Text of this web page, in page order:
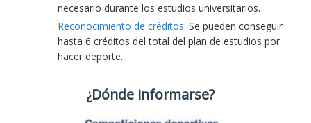
necesario durante los estudios universitarios.
Reconocimiento de créditos. Se pueden conseguir
hasta 6 créditos del total del plan de estudios por
hacer deporte.
¿Dónde informarse?